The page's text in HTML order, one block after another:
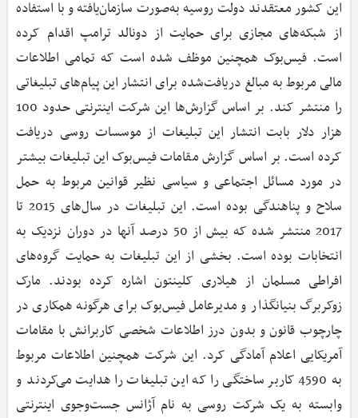
این کشور معتقدند دولت روسیه به‌صورت سازمان‌یافته و با استفاده
از شبکه‌های مجازی برای حمایت از دونالد ترامپ اقدام کرده
است. فیس‌بوک همچنین موظف شده است که تمامی اطلاعات
مالی مربوط به مبالغ دریافت‌شده برای انتشار این پیام‌های تبلیغاتی
را منتشر کند. بر اساس گزارش‌ها این شرکت اینترنتی حدود 100
هزار دلار بابت انتشار این تبلیغات از موسسات روسی دریافت
کرده است. بر اساس گزارش مقامات فیس‌بوک این تبلیغات بیشتر
در مورد مسائل اجتماعی و سیاسی نظیر قوانین مربوط به حمل
سلاح و پناهندگی بوده است. این تبلیغات در سال‌های 2015 تا
2017 منتشر شده که بیش از 50 درصد آنها در دوران نزدیک به
انتخابات بوده است. بخشی از این تبلیغات به حمایت گروه‌های
افراطی مسلمان از هیلاری کلینتون اشاره‌ کرده بودند. مارک
زوکربرگ بنیانگذار و مدیرعامل فیس‌بوک برای هرگونه همکاری در
چارچوب قانون و بدون درز اطلاعات شخصی کاربرانش با مقامات
آمریکایی اعلام آمادگی کرد. این شرکت همچنین اطلاعات مربوط
به 4590 کاربر ساختگی را که این تبلیغات را هدایت می‌کردند و
وابسته به یک شرکت روسی به نام آژانس جست‌وجوی اینترنتی